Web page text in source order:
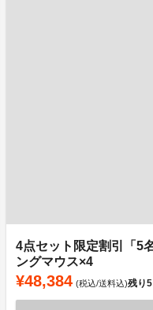
4点セット限定割引「5
ングマウス×4
¥48,384 (税込/送料込)残り5